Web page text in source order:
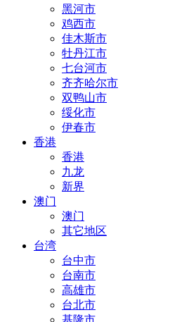
黑河市
鸡西市
佳木斯市
牡丹江市
七台河市
齐齐哈尔市
双鸭山市
绥化市
伊春市
香港
香港
九龙
新界
澳门
澳门
其它地区
台湾
台中市
台南市
高雄市
台北市
基隆市